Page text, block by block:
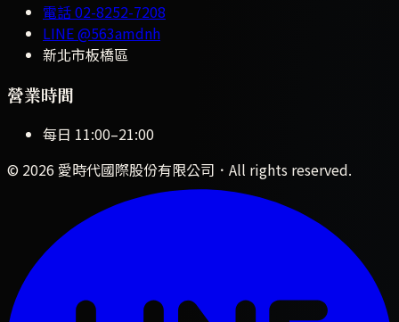
電話02-8252-7208
LINE@563amdnh
新北市板橋區
營業時間
每日 11:00–21:00
© 2026 愛時代國際股份有限公司 ．All rights reserved.